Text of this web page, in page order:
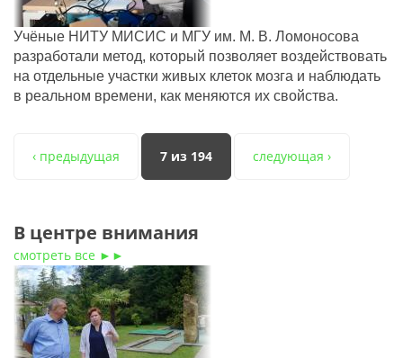
Учёные НИТУ МИСИС и МГУ им. М. В. Ломоносова
разработали метод, который позволяет воздействовать
на отдельные участки живых клеток мозга и наблюдать
в реальном времени, как меняются их свойства.
‹ предыдущая 7 из 194 следующая ›
В центре внимания
смотреть все ►►